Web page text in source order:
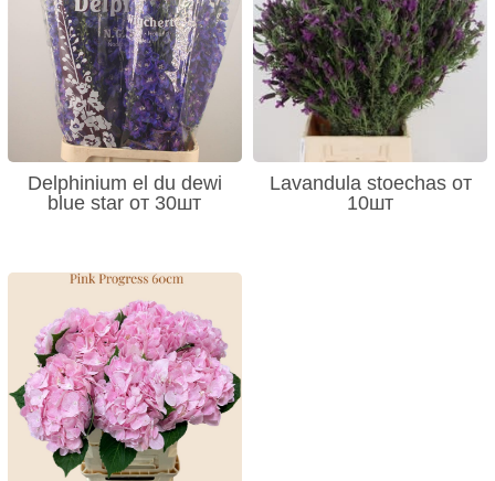
Delphinium el du dewi
blue star от 30шт
Lavandula stoechas от
10шт